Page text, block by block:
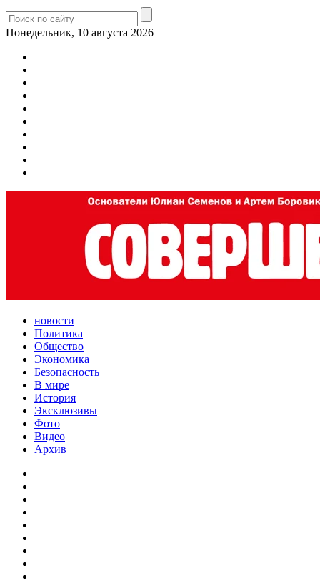
Понедельник, 10 августа 2026
новости
Политика
Общество
Экономика
Безопасность
В мире
История
Эксклюзивы
Фото
Видео
Архив